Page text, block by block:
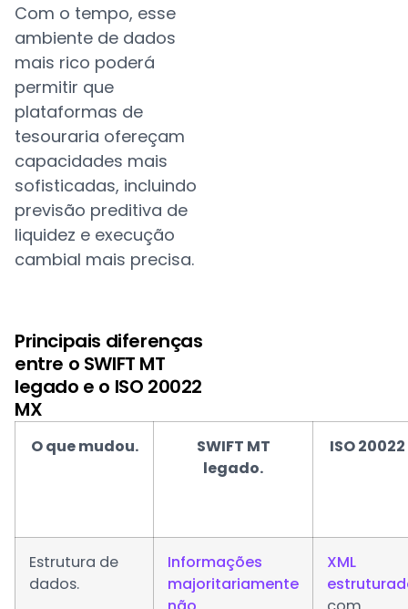
Com o tempo, esse
ambiente de dados
mais rico poderá
permitir que
plataformas de
tesouraria ofereçam
capacidades mais
sofisticadas, incluindo
previsão preditiva de
liquidez e execução
cambial mais precisa.
Principais diferenças
entre o SWIFT MT
legado e o ISO 20022
MX
O que mudou.
SWIFT MT
legado.
ISO
Estrutura de
dados.
Informações
majoritariamente
XML